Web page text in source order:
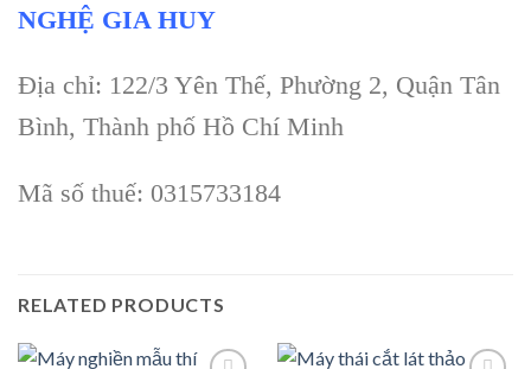
NGHỆ GIA HUY
Địa chỉ: 122/3 Yên Thế, Phường 2, Quận Tân
Bình, Thành phố Hồ Chí Minh
Mã số thuế: 0315733184
RELATED PRODUCTS